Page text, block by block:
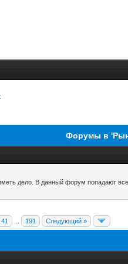
Форумы в
дело. В данный форум попадают
41 191 Следующий »